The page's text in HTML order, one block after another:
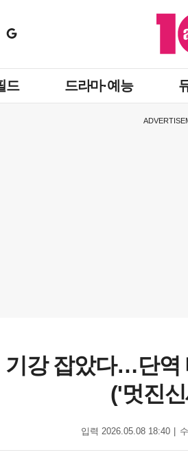
드 드라마·예능
기강 잡았다…단
('멋진
입력 2026.05.08 18:40